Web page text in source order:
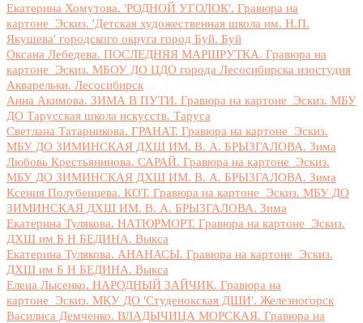
Екатерина Хомутова. 'РОДНОЙ УГОЛОК'. Гравюра на
картоне_Эскиз. 'Детская художественная школа им. Н.П.
Якушева' городского округа город Буй. Буй
Оксана Лебедева. ПОСЛЕДНЯЯ МАРШРУТКА. Гравюра на
картоне_Эскиз. МБОУ ДО ЦДО города Лесосибирска изостудия
Акварельки. Лесосибирск
Анна Акимова. ЗИМА В ПУТИ. Гравюра на картоне_Эскиз. МБУ
ДО Тарусская школа искусств. Таруса
Светлана Татарникова. ГРАНАТ. Гравюра на картоне_Эскиз.
МБУ ДО ЗИМИНСКАЯ ДХШ ИМ. В. А. БРЫЗГАЛОВА. Зима
Любовь Крестьянинова. САРАЙ. Гравюра на картоне_Эскиз.
МБУ ДО ЗИМИНСКАЯ ДХШ ИМ. В. А. БРЫЗГАЛОВА. Зима
Ксения Полубенцева. КОТ. Гравюра на картоне_Эскиз. МБУ ДО
ЗИМИНСКАЯ ДХШ ИМ. В. А. БРЫЗГАЛОВА. Зима
Екатерина Тулякова. НАТЮРМОРТ. Гравюра на картоне_Эскиз.
ДХШ им Б Н БЕДИНА. Выкса
Екатерина Тулякова. АНАНАСЫ. Гравюра на картоне_Эскиз.
ДХШ им Б Н БЕДИНА. Выкса
Елена Лысенко. НАРОДНЫЙ ЗАЙЧИК. Гравюра на
картоне_Эскиз. МКУ ДО 'Студенокская ДШИ'. Железногорск
Василиса Демченко. ВЛАДЫЧИЦА МОРСКАЯ. Гравюра на